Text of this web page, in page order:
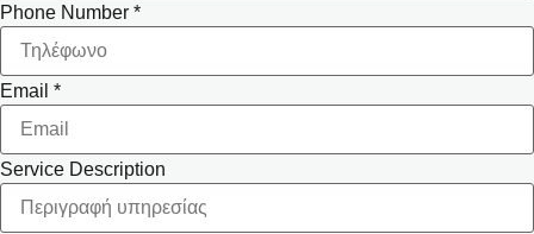
Phone Number *
Email *
Service Description